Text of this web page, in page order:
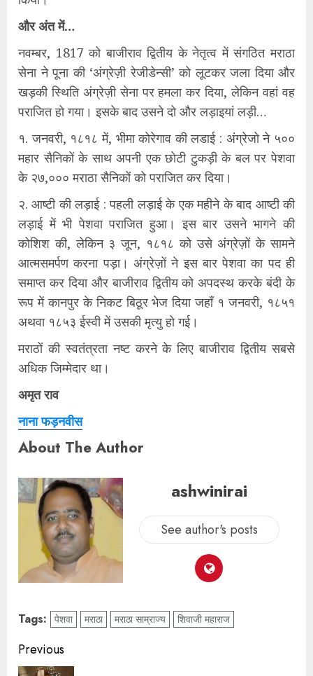
और अंत में…
नवम्बर, 1817 को बाजीराव द्वितीय के नेतृत्व में संगठित मराठा
सेना ने पूना की ‘अंग्रेज़ी रेजीडेन्सी’ को लूटकर जला दिया और
खड़की स्थिति अंग्रेज़ी सेना पर हमला कर दिया, लेकिन वहां वह
पराजित हो गया। इसके बाद उसने दो और लड़ाइयां लड़ी…
१. जनवरी, १८१८ में, भीमा कोरेगाव की लडाई : अंग्रेजो ने ५००
महार सैनिकों के साथ अपनी एक छोटी टुकड़ी के बल पर पेशवा
के २७,००० मराठा सैनिकों को पराजित कर दिया।
२. आष्टी की लड़ाई : पहली लड़ाई के एक महीने के बाद आष्टी की
लड़ाई में भी पेशवा पराजित हुआ। इस बार उसने भागने की
कोशिश की, लेकिन ३ जून, १८१८ को उसे अंग्रेज़ों के सामने
आत्मसमर्पण करना पड़ा। अंग्रेज़ों ने इस बार पेशवा का पद ही
समाप्त कर दिया और बाजीराव द्वितीय को अपदस्थ करके बंदी के
रूप में कानपुर के निकट बिठूर भेज दिया जहाँ १ जनवरी, १८५१
अथवा १८५३ ईस्वी में उसकी मृत्यु हो गई।
मराठों की स्वतंत्रता नष्ट करने के लिए बाजीराव द्वितीय सबसे
अधिक जिम्मेदार था।
अमृत राव
नाना फड़नवीस
About The Author
ashwinirai
See author's posts
Tags: पेशवा मराठा मराठा साम्राज्य शिवाजी महाराज
Previous